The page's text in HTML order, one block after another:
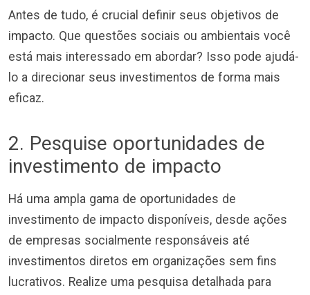
Antes de tudo, é crucial definir seus objetivos de
impacto. Que questões sociais ou ambientais você
está mais interessado em abordar? Isso pode ajudá-
lo a direcionar seus investimentos de forma mais
eficaz.
2. Pesquise oportunidades de
investimento de impacto
Há uma ampla gama de oportunidades de
investimento de impacto disponíveis, desde ações
de empresas socialmente responsáveis até
investimentos diretos em organizações sem fins
lucrativos. Realize uma pesquisa detalhada para